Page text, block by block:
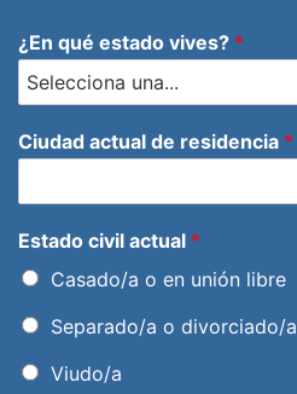
¿En qué estado vives? *
Ciudad actual de residencia *
Estado civil actual *
Casado/a o en unión libre
Separado/a o divorciado/a
Viudo/a